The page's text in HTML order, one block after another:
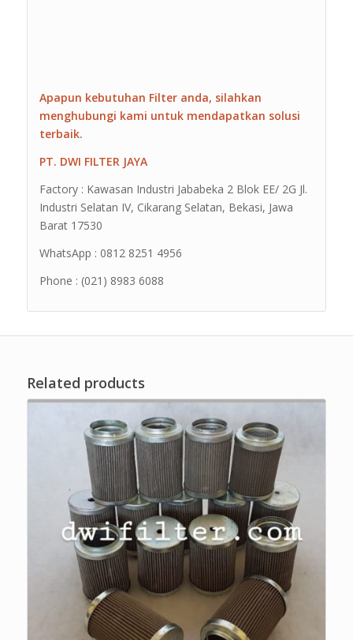
Apapun kebutuhan Filter anda, silahkan
menghubungi kami untuk mendapatkan solusi
terbaik.
PT. DWI FILTER JAYA
Factory : Kawasan Industri Jababeka 2 Blok EE/ 2G Jl.
Industri Selatan IV, Cikarang Selatan, Bekasi, Jawa
Barat 17530
WhatsApp : 0812 8251 4956
Phone : (021) 8983 6088
Related products